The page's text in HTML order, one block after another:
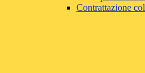
Contrattazione